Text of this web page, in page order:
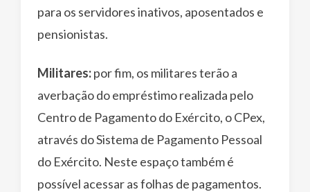
para os servidores inativos, aposentados e
pensionistas.
Militares:por fim, os militares terão a
averbação do empréstimo realizada pelo
Centro de Pagamento do Exército, o CPex,
através do Sistema de Pagamento Pessoal
do Exército. Neste espaço também é
possível acessar as folhas de pagamentos.